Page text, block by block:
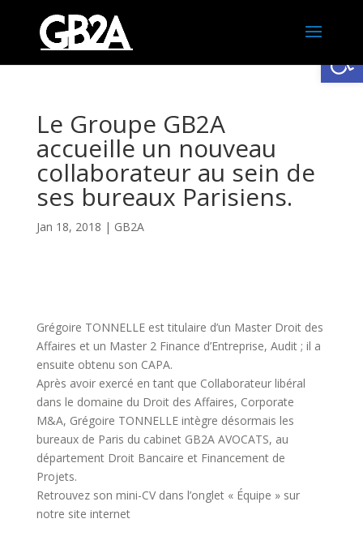
Le Groupe GB2A
accueille un nouveau
collaborateur au sein de
ses bureaux Parisiens.
Jan 18, 2018 | GB2A
Grégoire TONNELLE est titulaire d’un Master Droit des
Affaires et un Master 2 Finance d’Entreprise, Audit ; il a
ensuite obtenu son CAPA.
Après avoir exercé en tant que Collaborateur libéral
dans le domaine du Droit des Affaires, Corporate
M&A, Grégoire TONNELLE intègre désormais les
bureaux de Paris du cabinet GB2A AVOCATS, au
département Droit Bancaire et Financement de
Projets.
Retrouvez son mini-CV dans l’onglet « Équipe » sur
notre site internet